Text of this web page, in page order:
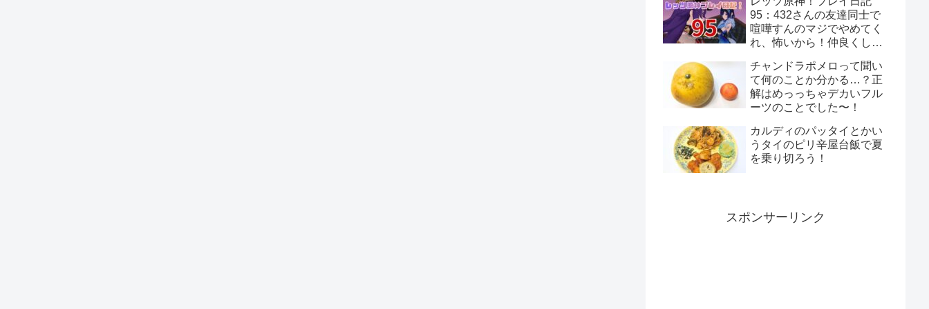
な…！
95：432さんの友達同士で
喧嘩すんのマジでやめてく
れ、怖いから！仲良くして
チャンドラポメロって聞い
て何のことか分かる…？正
解はめっっちゃデカいフル
ーツのことでした〜！
カルディのパッタイとかい
うタイのピリ辛屋台飯で夏
を乗り切ろう！
スポンサーリンク